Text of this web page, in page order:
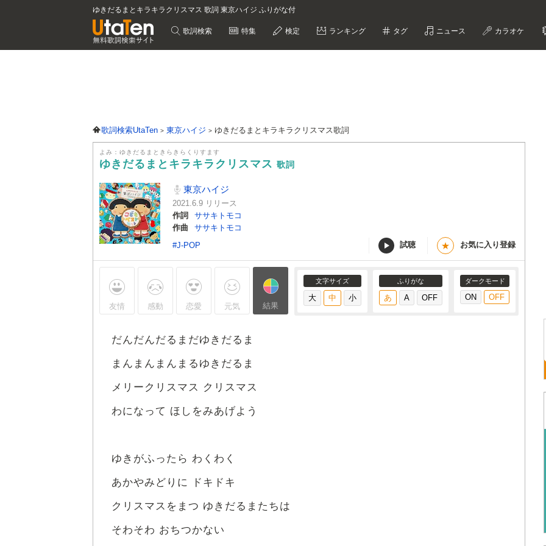
ゆきだるまとキラキラクリスマス 歌詞 東京ハイジ ふりがな付
歌詞検索 特集 検定 ランキング タグ ニュース カラオケ
歌詞検索UtaTen 東京ハイジ ゆきだるまとキラキラクリスマス歌詞
よみ：ゆきだるまときらきらくりすます
ゆきだるまとキラキラクリスマス 歌詞
東京ハイジ
2021.6.9 リリース
作詞
ササキトモコ
作曲
ササキトモコ
#J-POP
試聴 ★ お気に入り登録
友情 感動 恋愛 元気 結果
文字サイズ ふりがな ダークモード
だんだんだるまだゆきだるま
まんまんまんまるゆきだるま
メリークリスマス クリスマス
わになって ほしをみあげよう
ゆきがふったら わくわく
あかやみどりに ドキドキ
クリスマスをまつ ゆきだるまたちは
そわそわ おちつかない